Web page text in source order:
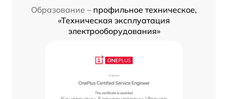
Образование – профильное техническое,
«Техническая эксплуатация
электрооборудования»